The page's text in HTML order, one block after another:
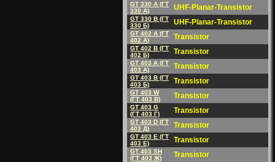
GT 330 A (ГT
330 A)
UHF-Planar-Transistor
GT 330 B (ГT
330 Б)
UHF-Planar-Transistor
GT 402 A (ГT
402 A)
Transistor
GT 402 B (ГT
402 Б)
Transistor
GT 403 A (ГT
403 A)
Transistor
GT 403 B (ГT
403 Б)
Transistor
GT 403 W
(ГT 403 B)
Transistor
GT 403 G
(ГT 403 Г)
Transistor
GT 403 D (ГT
403 Д)
Transistor
GT 403 E (ГT
403 E)
Transistor
GT 403 SH
(ГT 403 Ж)
Transistor